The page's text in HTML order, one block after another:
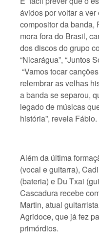
ávidos por voltar a
compositor da
mora fora do Brasil,
dos discos do grupo
“Nicarágua”, “Juntos
“Vamos tocar
relembrar as velhas
a banda se separou,
legado de músicas
história”, revela Fábio.
Além da última
(vocal e guitarra),
(bateria) e Du Txai
Cascadura recebe
Martin, atual
Agridoce, que já fez
primórdios.